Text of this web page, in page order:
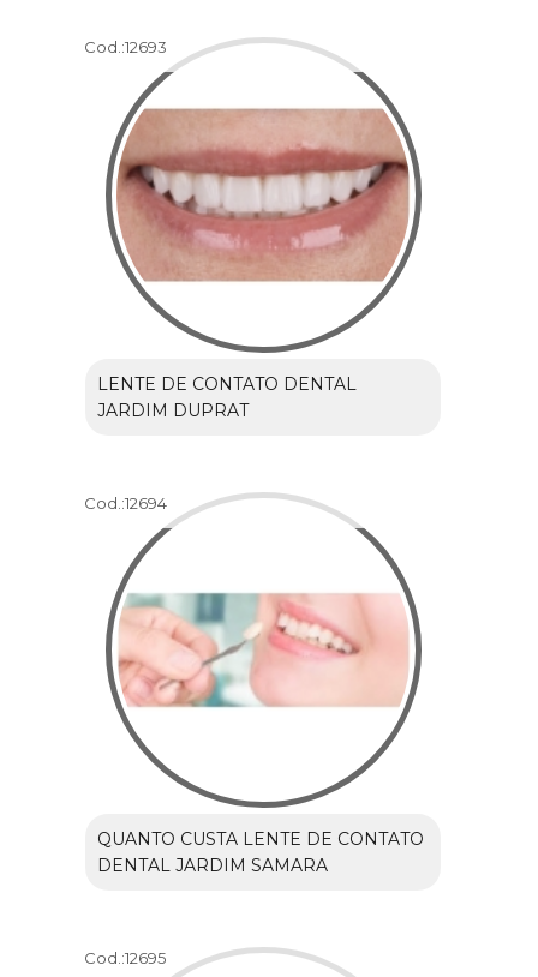
Cod.:12693
LENTE DE CONTATO DENTAL
JARDIM DUPRAT
Cod.:12694
QUANTO CUSTA LENTE DE CONTATO
DENTAL JARDIM SAMARA
Cod.:12695